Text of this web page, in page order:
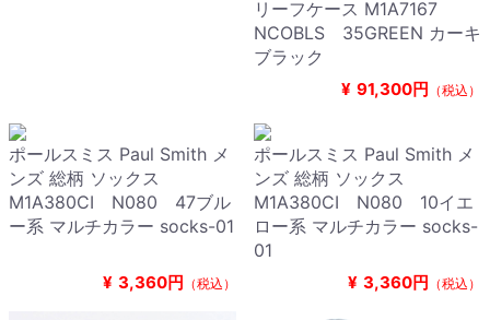
リーフケース M1A7167
NCOBLS 35GREEN カーキ
ブラック
¥ 91,300円 （税込）
ポールスミス Paul Smith メ
ンズ 総柄 ソックス
M1A380CI N080 47ブル
ー系 マルチカラー socks-01
¥ 3,360円 （税込）
ポールスミス Paul Smith メ
ンズ 総柄 ソックス
M1A380CI N080 10イエ
ロー系 マルチカラー socks-
01
¥ 3,360円 （税込）